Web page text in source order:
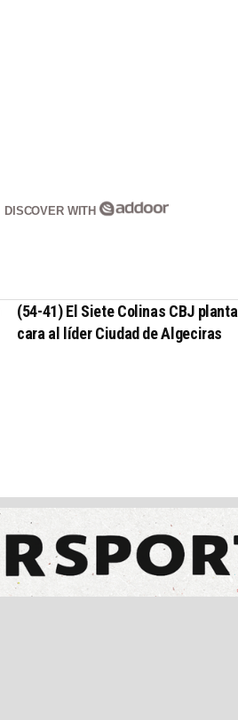
DISCOVER WITH
(54-41) El Siete Colinas CBJ planta
cara al líder Ciudad de Algeciras